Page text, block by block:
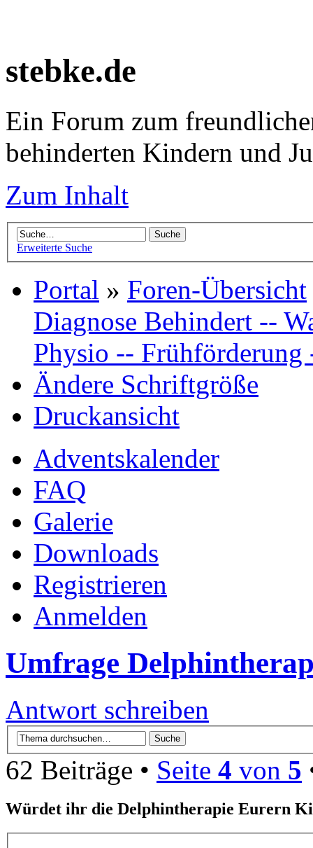
stebke.de
Ein Forum zum
behinderten Kindern und
Zum Inhalt
Erweiterte Suche
Portal » Foren-Übersicht
Diagnose Behindert --
Physio -- Frühförderung
Ändere Schriftgröße
Druckansicht
Adventskalender
FAQ
Galerie
Downloads
Registrieren
Anmelden
Umfrage
Antwort schreiben
62 Beiträge • Seite 4 von 5
Würdet ihr die Delphintherapie Eurern